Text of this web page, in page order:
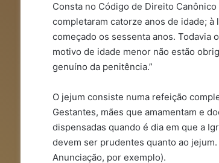
Consta no Código de Direito
completaram catorze anos de idade;
começado os sessenta anos. Todavia
motivo de idade menor não estão
genuíno da penitência.”
O jejum consiste numa refeição
Gestantes, mães que amamentam e
dispensadas quando é dia em que a
devem ser prudentes quanto ao
Anunciação, por exemplo).